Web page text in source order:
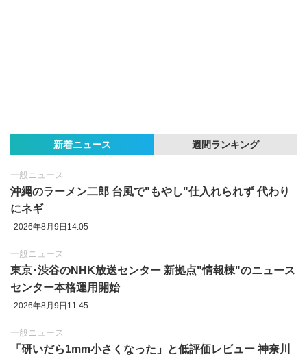
新着ニュース 週間ランキング
一般ニュース
沖縄のラーメン二郎 台風で"もやし"仕入れられず 代わり
にネギ
2026年8月9日14:05
一般ニュース
東京‪･‬渋谷のNHK放送センター 新拠点"情報棟"のニュース
センター本格運用開始
2026年8月9日11:45
一般ニュース
「研いだら1mm小さくなった」と低評価レビュー 神奈川